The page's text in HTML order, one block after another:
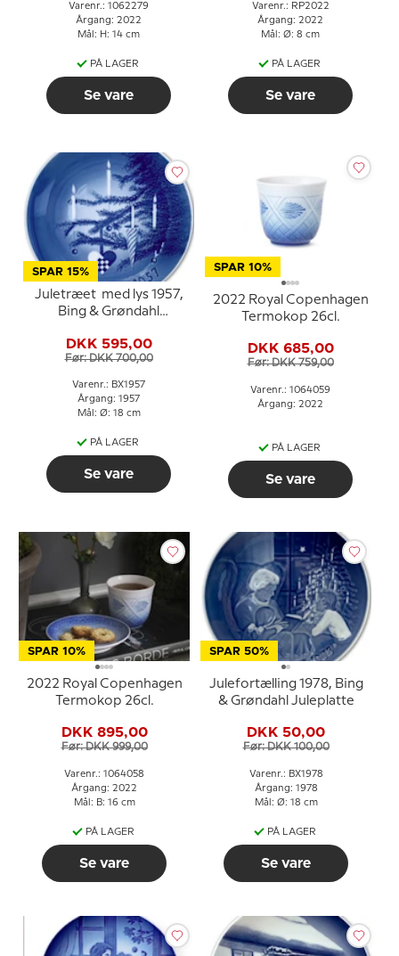
Varenr.: 1062279
Årgang: 2022
Mål: H: 14 cm
PÅ LAGER
Se vare
Varenr.: RP2022
Årgang: 2022
Mål: Ø: 8 cm
PÅ LAGER
Se vare
SPAR 15%
Juletræet med lys 1957,
Bing & Grøndahl
DKK 595,00
Før: DKK 700,00
Varenr.: BX1957
Årgang: 1957
Mål: Ø: 18 cm
PÅ LAGER
Se vare
SPAR 10%
2022 Royal Copenhagen
Termokop 26cl.
DKK 685,00
Før: DKK 759,00
Varenr.: 1064059
Årgang: 2022
PÅ LAGER
Se vare
SPAR 10%
2022 Royal Copenhagen
Termokop 26cl.
DKK 895,00
Før: DKK 999,00
Varenr.: 1064058
Årgang: 2022
Mål: B: 16 cm
PÅ LAGER
Se vare
SPAR 50%
Julefortælling 1978, Bing
& Grøndahl Juleplatte
DKK 50,00
Før: DKK 100,00
Varenr.: BX1978
Årgang: 1978
Mål: Ø: 18 cm
PÅ LAGER
Se vare